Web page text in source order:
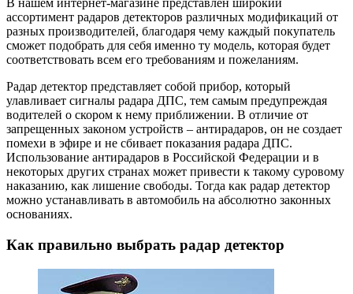
В нашем интернет-магазине представлен широкий
ассортимент радаров детекторов различных модификаций от
разных производителей, благодаря чему каждый покупатель
сможет подобрать для себя именно ту модель, которая будет
соответствовать всем его требованиям и пожеланиям.
Радар детектор представляет собой прибор, который
улавливает сигналы радара ДПС, тем самым предупреждая
водителей о скором к нему приближении. В отличие от
запрещенных законом устройств – антирадаров, он не создает
помехи в эфире и не сбивает показания радара ДПС.
Использование антирадаров в Российской Федерации и в
некоторых других странах может привести к такому суровому
наказанию, как лишение свободы. Тогда как радар детектор
можно устанавливать в автомобиль на абсолютно законных
основаниях.
Как правильно выбрать радар детектор